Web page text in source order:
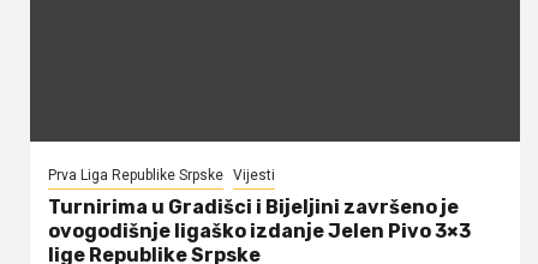
Prva Liga Republike Srpske Vijesti
Turnirima u Gradišci i Bijeljini završeno je
ovogodišnje ligaško izdanje Jelen Pivo 3×3
lige Republike Srpske